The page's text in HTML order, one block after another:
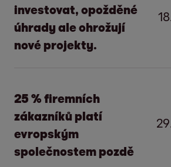
investovat, opožděné
úhrady ale ohrožují
nové projekty.
evropským firmám jen
zasahují i do jejich plánů do
mezinárodního průzkumu
Payment Practices 2025
25 % firemních
zákazníků platí
evropským
společnostem pozdě